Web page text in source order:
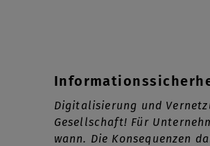
Digitalisierung und
Gesellschaft! Für
wann. Die Konsequenzen